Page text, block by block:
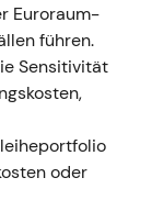
der
des
Euroraum-
führen.
Sensitivität
oder